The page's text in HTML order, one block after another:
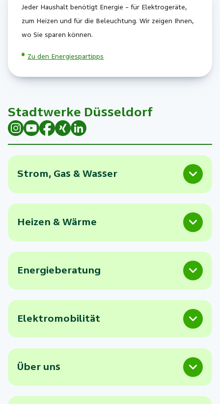
Jeder Haushalt benötigt Energie – für Elektrogeräte,
zum Heizen und für die Beleuchtung. Wir zeigen Ihnen,
wo Sie sparen können.
Zu den Energiespartipps
Stadtwerke Düsseldorf
Strom, Gas & Wasser
Heizen & Wärme
Energieberatung
Elektromobilität
Über uns